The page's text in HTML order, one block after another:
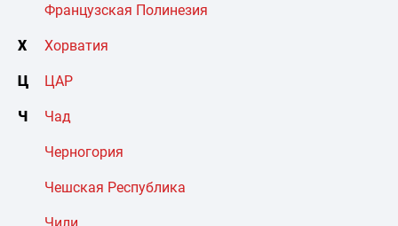
Французская Полинезия
Х Хорватия
Ц ЦАР
Ч Чад
Черногория
Чешская Республика